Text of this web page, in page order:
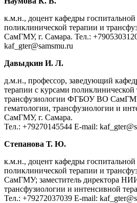
к.м.н., доцент кафедры
поликлинической терапии и
СамГМУ, г. Самара. Тел.:
kaf_gter@samsmu.ru
Давыдкин И. Л.
д.м.н., профессор, заведующий
терапии с курсами поликлинической
трансфузиологии ФГБОУ ВО
гематологии, трансфузиологии и
СамГМУ, г. Самара.
Тел.: +79270145544 E-mail:
Степанова Т. Ю.
к.м.н., доцент кафедры
поликлинической терапии и
СамГМУ; заместитель директора
трансфузиологии и интенсивной
Тел.: +79272037039 E-mail: